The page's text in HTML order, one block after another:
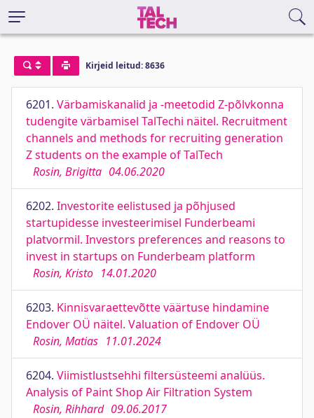
Kirjeid leitud: 8636
6201. Värbamiskanalid ja -meetodid Z-põlvkonna
tudengite värbamisel TalTechi näitel. Recruitment
channels and methods for recruiting generation
Z students on the example of TalTech
Rosin, Brigitta 04.06.2020
6202. Investorite eelistused ja põhjused
startupidesse investeerimisel Funderbeami
platvormil. Investors preferences and reasons to
invest in startups on Funderbeam platform
Rosin, Kristo 14.01.2020
6203. Kinnisvaraettevõtte väärtuse hindamine
Endover OÜ näitel. Valuation of Endover OÜ
Rosin, Matias 11.01.2024
6204. Viimistlustsehhi filtersüsteemi analüüs.
Analysis of Paint Shop Air Filtration System
Rosin, Rihhard 09.06.2017